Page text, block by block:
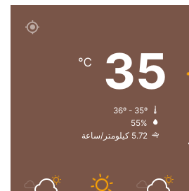
35
℃
55%
5.72 كيلومتر/ساعة